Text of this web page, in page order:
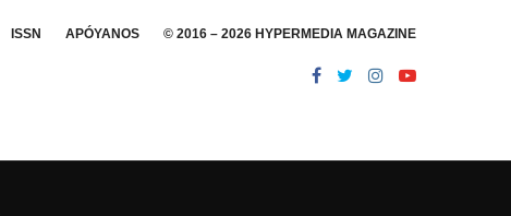
ISSN APÓYANOS © 2016 – 2026 HYPERMEDIA MAGAZINE